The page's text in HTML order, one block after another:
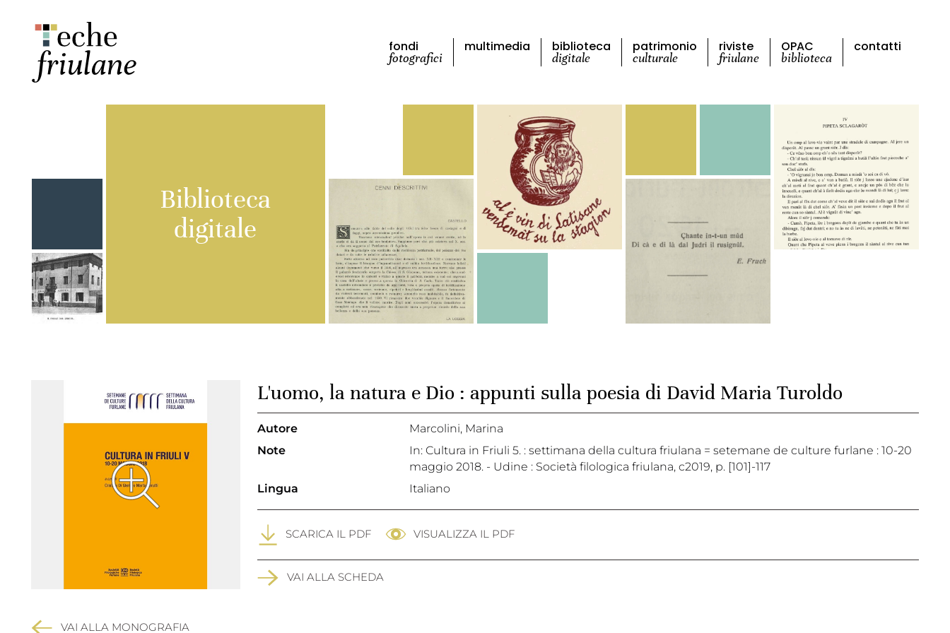
fondi
fotografici
multimedia biblioteca
digitale
patrimonio
culturale
riviste
friulane
OPAC
biblioteca
contatti
Biblioteca
digitale
VAI ALLA MONOGRAFIA
L'uomo, la natura e Dio : appunti sulla poesia di David Maria Turoldo
Autore
Marcolini, Marina
Note
In: Cultura in Friuli 5. : settimana della cultura friulana = setemane de culture furlane : 10-20
maggio 2018. - Udine : Società filologica friulana, c2019, p. [101]-117
Lingua
Italiano
SCARICA IL PDF VISUALIZZA IL PDF
VAI ALLA SCHEDA